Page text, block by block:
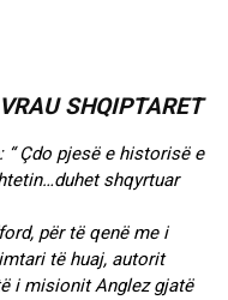
SHQIPTARET
Çdo pjesë e historisë e
shqyrtuar
për të qenë me i
të huaj, autorit
i misionit Anglez gjatë